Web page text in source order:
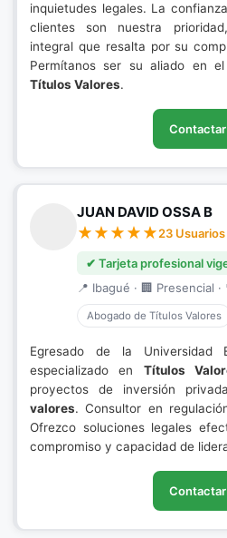
inquietudes legales. La
clientes son nuestra
integral que resalta por su
Permítanos ser su aliado en
Títulos Valores.
Contactar
JUAN DAVID OSSA B
23 Usuarios
✔ Tarjeta profesional
📍 Ibagué · 🏢 Presencial
Abogado de Títulos Valores
Egresado de la Universidad
especializado en Títulos
proyectos de inversión
valores. Consultor en
Ofrezco soluciones legales
compromiso y capacidad de
Contactar